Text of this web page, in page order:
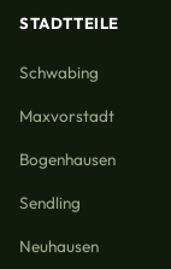
STADTTEILE
Schwabing
Maxvorstadt
Bogenhausen
Sendling
Neuhausen